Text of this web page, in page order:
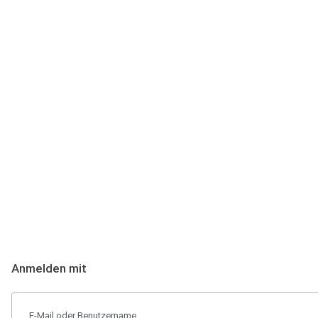
Anmelden mit